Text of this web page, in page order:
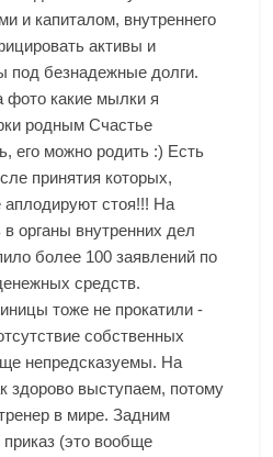
и капиталом, внутреннего
активы и
под безнадежные долги.
фото какие мылки я
родным Счастье
его можно родить :) Есть
принятия которых,
аплодируют стоя!!! На
органы внутренних дел
более 100 заявлений по
средств.
тоже не прокатили -
собственных
непредсказуемы. На
здорово выступаем, потому
в мире. Задним
(это вообще